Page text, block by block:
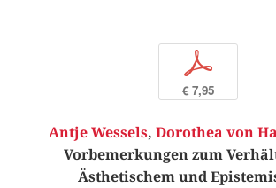
p
€ 7,95
Antje Wessels, Dorothea von
Vorbemerkungen zum
Ästhetischem und